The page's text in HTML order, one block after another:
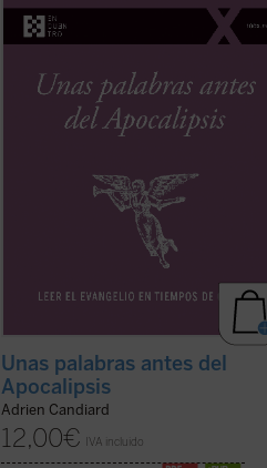
Adrien Candiard tenía la percepción de
vivir en un mundo firme y tranquilizador
que, de modo casi repentino, se ha
pocos ...(ver ficha)
Unas palabras antes del
Apocalipsis
Adrien Candiard
12,00€ IVA incluido